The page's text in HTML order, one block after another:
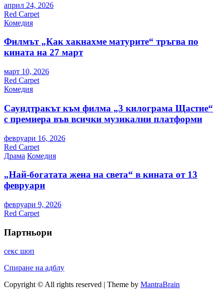
април 24, 2026
Red Carpet
Комедия
Филмът „Как хакнахме матурите“ тръгва по
кината на 27 март
март 10, 2026
Red Carpet
Комедия
Саундтракът към филма „3 килограма Щастие“
с премиера във всички музикални платформи
февруари 16, 2026
Red Carpet
Драма Комедия
„Най-богатата жена на света“ в кината от 13
февруари
февруари 9, 2026
Red Carpet
Партньори
секс шоп
Спиране на адблу
Copyright © All rights reserved | Theme by MantraBrain